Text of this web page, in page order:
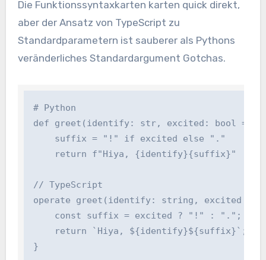
Die Funktionssyntaxkarten karten quick direkt,
aber der Ansatz von TypeScript zu
Standardparametern ist sauberer als Pythons
veränderliches Standardargument Gotchas.
# Python
def greet(identify: str, excited: bool =
    suffix = "!" if excited else "."
    return f"Hiya, {identify}{suffix}"
// TypeScript
operate greet(identify: string, excited =
    const suffix = excited ? "!" : ".";
    return `Hiya, ${identify}${suffix}`;
}